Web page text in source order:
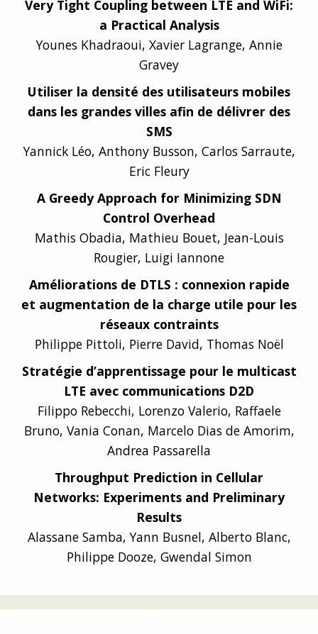
Very Tight Coupling between LTE and WiFi:
a Practical Analysis
Younes Khadraoui, Xavier Lagrange, Annie
Gravey
Utiliser la densité des utilisateurs mobiles
dans les grandes villes afin de délivrer des
SMS
Yannick Léo, Anthony Busson, Carlos Sarraute,
Eric Fleury
A Greedy Approach for Minimizing SDN
Control Overhead
Mathis Obadia, Mathieu Bouet, Jean-Louis
Rougier, Luigi Iannone
Améliorations de DTLS : connexion rapide
et augmentation de la charge utile pour les
réseaux contraints
Philippe Pittoli, Pierre David, Thomas Noël
Stratégie d’apprentissage pour le multicast
LTE avec communications D2D
Filippo Rebecchi, Lorenzo Valerio, Raffaele
Bruno, Vania Conan, Marcelo Dias de Amorim,
Andrea Passarella
Throughput Prediction in Cellular
Networks: Experiments and Preliminary
Results
Alassane Samba, Yann Busnel, Alberto Blanc,
Philippe Dooze, Gwendal Simon